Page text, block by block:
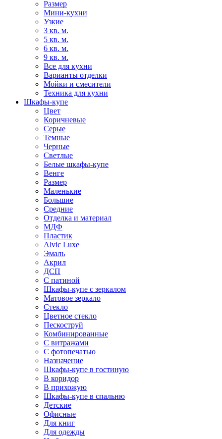
Размер
Мини-кухни
Узкие
3 кв. м.
5 кв. м.
6 кв. м.
9 кв. м.
Все для кухни
Варианты отделки
Мойки и смесители
Техника для кухни
Шкафы-купе
Цвет
Коричневые
Серые
Темные
Черные
Светлые
Белые шкафы-купе
Венге
Размер
Маленькие
Большие
Средние
Отделка и материал
МДФ
Пластик
Alvic Luxe
Эмаль
Акрил
ДСП
С патиной
Шкафы-купе с зеркалом
Матовое зеркало
Стекло
Цветное стекло
Пескоструй
Комбинированные
С витражами
С фотопечатью
Назначение
Шкафы-купе в гостиную
В коридор
В прихожую
Шкафы-купе в спальню
Детские
Офисные
Для книг
Для одежды